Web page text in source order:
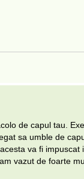
de capul tau.
sa umble de
va fi
vazut de foarte